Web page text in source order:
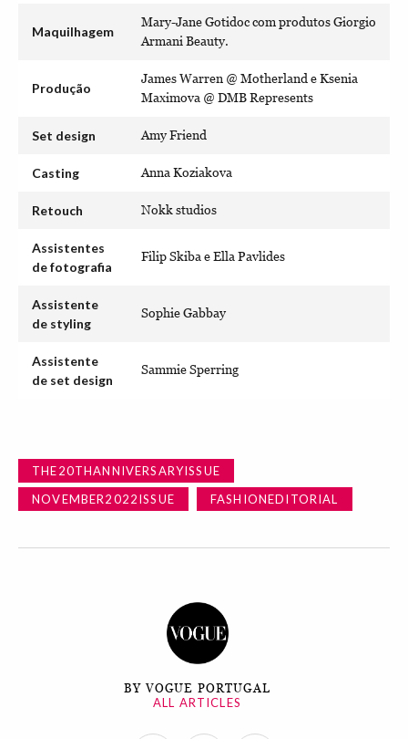
Maquilhagem
Mary-Jane Gotidoc com produtos Giorgio
Armani Beauty.
Produção
James Warren @ Motherland e Ksenia
Maximova @ DMB Represents
Set design Amy Friend
Casting Anna Koziakova
Retouch Nokk studios
Assistentes
de fotografia
Filip Skiba e Ella Pavlides
Assistente
de styling
Sophie Gabbay
Assistente
de set design
Sammie Sperring
THE20THANNIVERSARYISSUE
NOVEMBER2022ISSUE
FASHIONEDITORIAL
BY VOGUE PORTUGAL
ALL ARTICLES